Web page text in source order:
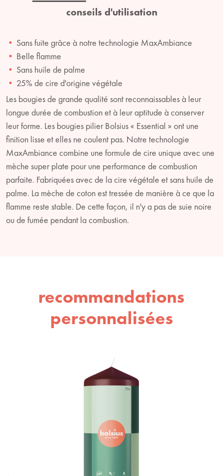
conseils d'utilisation
Sans fuite grâce à notre technologie MaxAmbiance
Belle flamme
Sans huile de palme
25% de cire d'origine végétale
Les bougies de grande qualité sont reconnaissables à leur
longue durée de combustion et à leur aptitude à conserver
leur forme. Les bougies pilier Bolsius « Essential » ont une
finition lisse et elles ne coulent pas. Notre technologie
MaxAmbiance combine une formule de cire unique avec une
mèche super plate pour une performance de combustion
parfaite. Fabriquées avec de la cire végétale et sans huile de
palme. La mèche de coton est tressée de manière à ce que la
flamme reste stable. De cette façon, il n'y a pas de suie noire
ou de fumée pendant la combustion.
recommandations
personnalisées